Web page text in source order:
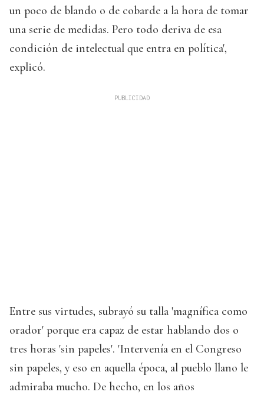
un poco de blando o de cobarde a la hora de tomar
una serie de medidas. Pero todo deriva de esa
condición de intelectual que entra en política',
explicó.
Entre sus virtudes, subrayó su talla 'magnífica como
orador' porque era capaz de estar hablando dos o
tres horas 'sin papeles'. 'Intervenía en el Congreso
sin papeles, y eso en aquella época, al pueblo llano le
admiraba mucho. De hecho, en los años